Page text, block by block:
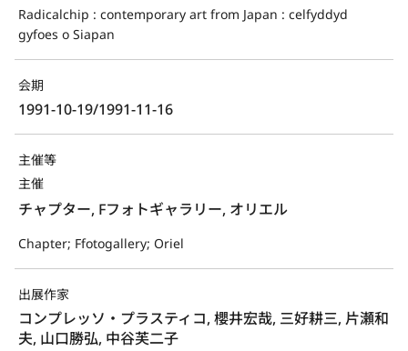
Radicalchip : contemporary art from Japan : celfyddyd
gyfoes o Siapan
会期
1991-10-19/1991-11-16
主催等
主催
チャプター, Fフォトギャラリー, オリエル
Chapter; Ffotogallery; Oriel
出展作家
コンプレッソ・プラスティコ, 櫻井宏哉, 三好耕三, 片瀬和
夫, 山口勝弘, 中谷芙二子